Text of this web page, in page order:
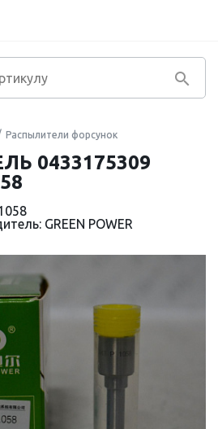
Распылители форсунок
0433175309
GREEN POWER